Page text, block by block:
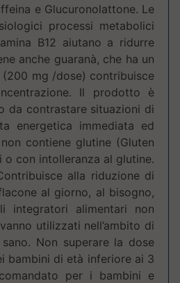
e Glucuronolattone. Le
processi metabolici
B12 aiutano a ridurre
anche guaranà, che ha un
(200 mg /dose) contribuisce
Il prodotto è
da contrastare situazioni di
energetica immediata ed
contiene glutine (Gluten
con intolle­ranza al glutine.
alla riduzione di
al giorno, al bisogno,
integratori alimentari non
utilizzati nell’ambito di
Non superare la dose
bambini di età inferiore ai 3
per i bambini e